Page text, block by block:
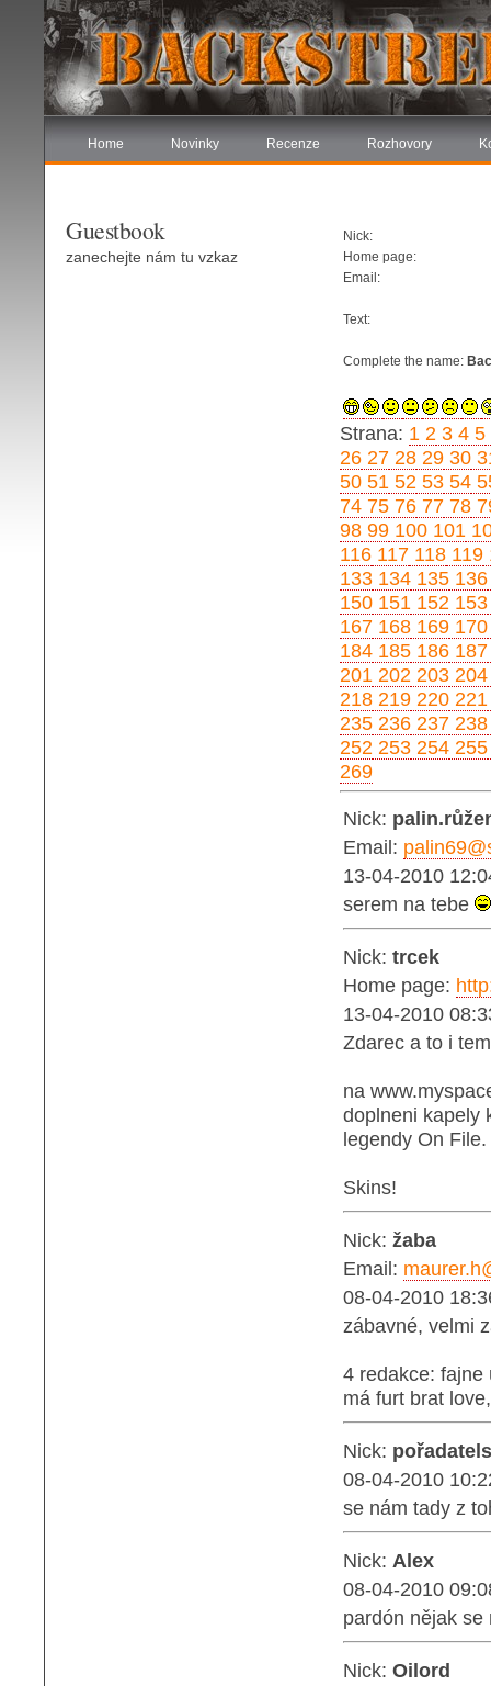
Home Novinky Recenze Rozhovory
Nick:
Home page:
Email:
Text:
Complete the name:
Strana: 1 2 3 4 5
26 27 28 29 30
50 51 52 53 54
74 75 76 77 78
98 99 100 101
116 117 118 119
133 134 135 136
150 151 152 153
167 168 169 170
184 185 186 187
201 202 203 204
218 219 220 221
235 236 237 238
252 253 254 255
269
Nick:
Email:
13-04-2010
serem na tebe
Nick: trcek
Home page:
13-04-2010
Zdarec a to i
na
doplneni kapely
legendy On
Skins!
Nick: žaba
Email:
08-04-2010
zábavné, velmi
4 redakce: fajne
má furt brat
Nick:
08-04-2010
se nám tady z
Nick: Alex
08-04-2010
pardón nějak
Nick: Oilord
Guestbook
zanechejte nám tu vzkaz